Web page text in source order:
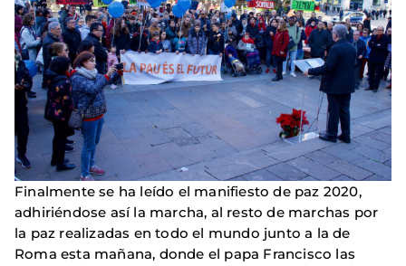
Finalmente se ha leído el manifiesto de paz 2020,
adhiriéndose así la marcha, al resto de marchas por
la paz realizadas en todo el mundo junto a la de
Roma esta mañana, donde el papa Francisco las